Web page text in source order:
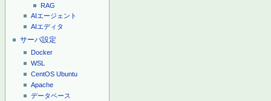
RAG
AIエージェント
AIエディタ
サーバ設定
Docker
WSL
CentOS Ubuntu
Apache
データベース